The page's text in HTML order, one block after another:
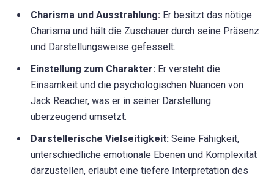
Charisma und Ausstrahlung: Er besitzt das nötige
Charisma und hält die Zuschauer durch seine Präsenz
und Darstellungsweise gefesselt.
Einstellung zum Charakter: Er versteht die
Einsamkeit und die psychologischen Nuancen von
Jack Reacher, was er in seiner Darstellung
überzeugend umsetzt.
Darstellerische Vielseitigkeit: Seine Fähigkeit,
unterschiedliche emotionale Ebenen und Komplexität
darzustellen, erlaubt eine tiefere Interpretation des